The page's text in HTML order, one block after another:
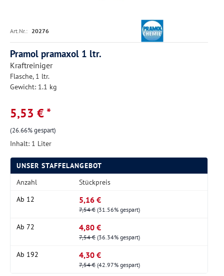
Art.Nr.: 20276
Pramol pramaxol 1 ltr.
Kraftreiniger
Flasche, 1 ltr.
Gewicht: 1.1 kg
5,53 € *
(26.66% gespart)
Inhalt: 1 Liter
UNSER STAFFELANGEBOT
Anzahl
Stückpreis
Ab 12 5,16 €
7,54 € (31.56% gespart)
Ab 72 4,80 €
7,54 € (36.34% gespart)
Ab 192 4,30 €
7,54 € (42.97% gespart)